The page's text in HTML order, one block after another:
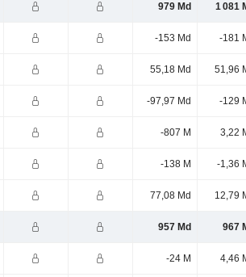
979 Md 1 081
-153 Md -181
55,18 Md 51,96
-97,97 Md -129
-807 M 3,22
-138 M -1,36
77,08 Md 12,79
957 Md 967
-24 M 4,46